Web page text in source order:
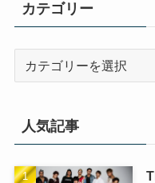
カテゴリー
ー
人気記事